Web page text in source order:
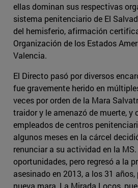
ellas dominan sus respectivas
sistema penitenciario de El
del hemisferio, afirmación
Organización de los Estados
Valencia.
El Directo pasó por diversos
fue gravemente herido en
veces por orden de la Mara
traidor y le amenazó de muerte, y
empleados de centros
algunos meses en la cárcel
renunciar a su actividad en la
oportunidades, pero regresó a la
asesinado en 2013, a los 31
nueva mara, La Mirada Locos,